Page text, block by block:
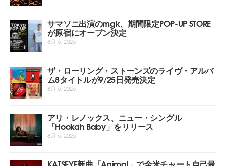
サマソニ出演のmgk、期間限定POP-UP STORE
が原宿にオープン決定
8月 6, 2026
ザ・ローリング・ストーンズのライヴ・アルバ
ム8タイトルが9/25日発売決定
8月 6, 2026
アリ・レノックス、ニュー・シングル
「Hookah Baby」をリリース
8月 6, 2026